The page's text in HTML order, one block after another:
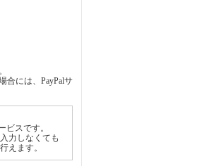
合には、PayPalサ
ビスです。
力しなくても
えます。